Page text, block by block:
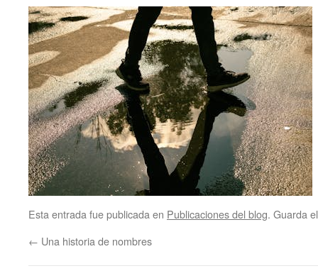
Esta entrada fue publicada en Publicaciones del blog. Guarda
← Una historia de nombres